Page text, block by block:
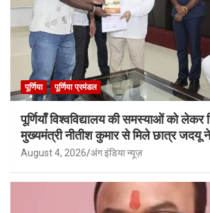
पूर्णिया पूर्णिया प्रमंडल
पूर्णियाँ विश्वविद्यालय की समस्याओं को लेकर
मुख्यमंत्री नीतीश कुमार से मिले छात्र जदयू
August 4, 2026 अंग इंडिया न्यूज़